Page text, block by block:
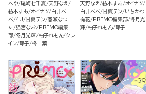
へや 尾崎七千夏 天野なえ
紡木すあ オイナツ 白井べ
べ 4U 甘夏テン 春瀬なつ
た 猫宮なお
PRIMO編集
部 冬月光輝 柚子れもん クレ
イン 琴子 柊一葉
天野なえ
紡木すあ オイナツ
白井べべ 甘夏テン いちかわ
有花
PRIMO編集部 冬月光
輝 柚子れもん 琴子